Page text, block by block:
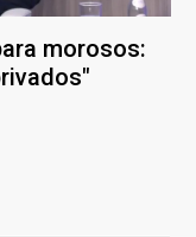
morosos: